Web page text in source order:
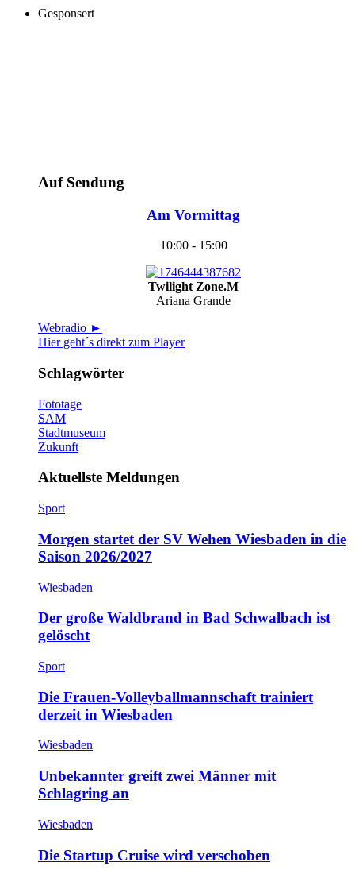
Gesponsert
Auf Sendung
Am Vormittag
10:00 - 15:00
Twilight Zone.M
Ariana Grande
Webradio ►
Hier geht´s direkt zum Player
Schlagwörter
Fototage
SAM
Stadtmuseum
Zukunft
Aktuellste Meldungen
Sport
Morgen startet der SV Wehen Wiesbaden in die
Saison 2026/2027
Wiesbaden
Der große Waldbrand in Bad Schwalbach ist
gelöscht
Sport
Die Frauen-Volleyballmannschaft trainiert
derzeit in Wiesbaden
Wiesbaden
Unbekannter greift zwei Männer mit
Schlagring an
Wiesbaden
Die Startup Cruise wird verschoben